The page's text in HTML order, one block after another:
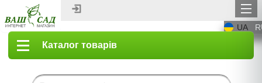
UA
Каталог товарів